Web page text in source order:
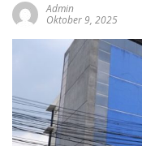
Admin
Oktober 9, 2025